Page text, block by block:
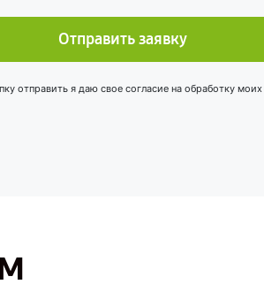
Отправить заявку
отправить я даю свое согласие на обработку моих